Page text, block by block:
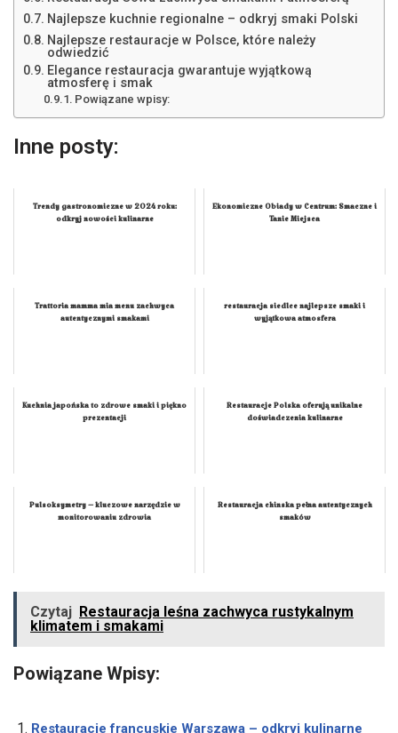
Najlepsze kuchnie regionalne – odkryj smaki Polski
Najlepsze restauracje w Polsce, które należy
odwiedzić
Elegance restauracja gwarantuje wyjątkową
atmosferę i smak
Powiązane wpisy:
Inne posty:
Trendy gastronomiczne w 2024 roku:
odkryj nowości kulinarne
Ekonomiczne Obiady w Centrum: Smaczne i
Tanie Miejsca
Trattoria mamma mia menu zachwyca
autentycznymi smakami
restauracja siedlce najlepsze smaki i
wyjątkowa atmosfera
Kuchnia japońska to zdrowe smaki i piękno
prezentacji
Restauracje Polska oferują unikalne
doświadczenia kulinarne
Pulsoksymetry – kluczowe narzędzie w
monitorowaniu zdrowia
Restauracja chinska pełna autentycznych
smaków
Czytaj Restauracja leśna zachwyca rustykalnym
klimatem i smakami
Powiązane Wpisy:
Restauracje francuskie Warszawa – odkryj kulinarne